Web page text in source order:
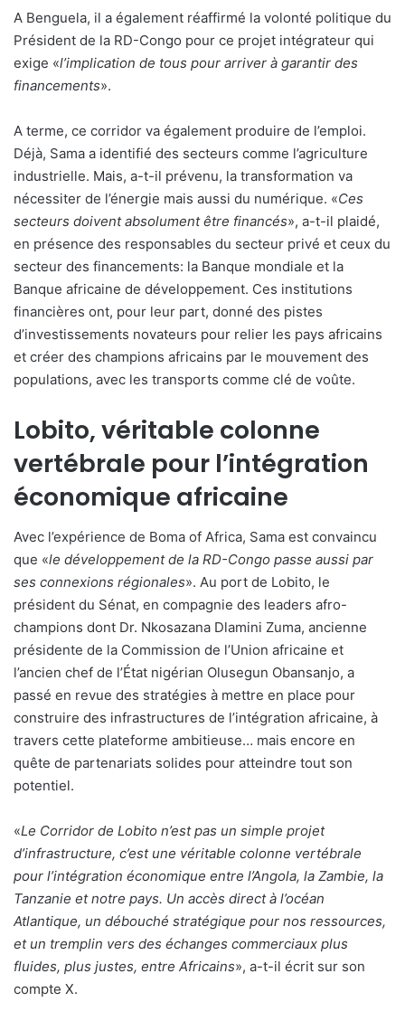
A Benguela, il a également réaffirmé la volonté politique du
Président de la RD-Congo pour ce projet intégrateur qui
exige «l’implication de tous pour arriver à garantir des
financements».
A terme, ce corridor va également produire de l’emploi.
Déjà, Sama a identifié des secteurs comme l’agriculture
industrielle. Mais, a-t-il prévenu, la transformation va
nécessiter de l’énergie mais aussi du numérique. «Ces
secteurs doivent absolument être financés», a-t-il plaidé,
en présence des responsables du secteur privé et ceux du
secteur des financements: la Banque mondiale et la
Banque africaine de développement. Ces institutions
financières ont, pour leur part, donné des pistes
d’investissements novateurs pour relier les pays africains
et créer des champions africains par le mouvement des
populations, avec les transports comme clé de voûte.
Lobito, véritable colonne
vertébrale pour l’intégration
économique africaine
Avec l’expérience de Boma of Africa, Sama est convaincu
que «le développement de la RD-Congo passe aussi par
ses connexions régionales». Au port de Lobito, le
président du Sénat, en compagnie des leaders afro-
champions dont Dr. Nkosazana Dlamini Zuma, ancienne
présidente de la Commission de l’Union africaine et
l’ancien chef de l’État nigérian Olusegun Obansanjo, a
passé en revue des stratégies à mettre en place pour
construire des infrastructures de l’intégration africaine, à
travers cette plateforme ambitieuse… mais encore en
quête de partenariats solides pour atteindre tout son
potentiel.
«Le Corridor de Lobito n’est pas un simple projet
d’infrastructure, c’est une véritable colonne vertébrale
pour l’intégration économique entre l’Angola, la Zambie, la
Tanzanie et notre pays. Un accès direct à l’océan
Atlantique, un débouché stratégique pour nos ressources,
et un tremplin vers des échanges commerciaux plus
fluides, plus justes, entre Africains», a-t-il écrit sur son
compte X.